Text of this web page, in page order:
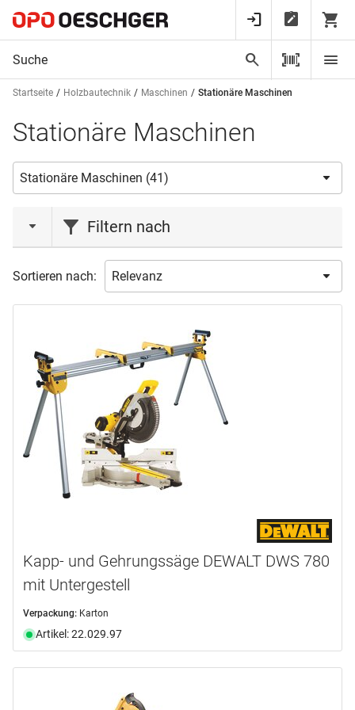
Startseite Holzbautechnik Maschinen Stationäre Maschinen
Stationäre Maschinen
Filtern nach
Aktion (2)
ACM (1)
BERGER
BOSCH PROFESSIONAL
DEWALT (3)
FESTOOL (12)
HEGNER (1)
Drechselbank (1)
Fräsmaschine
Hobelmaschine
Säge (32)
Schleifmaschine
Sortieren nach:
Kapp- und Gehrungssäge DEWALT DWS 780
mit Untergestell
Verpackung: Karton
Artikel: 22.029.97